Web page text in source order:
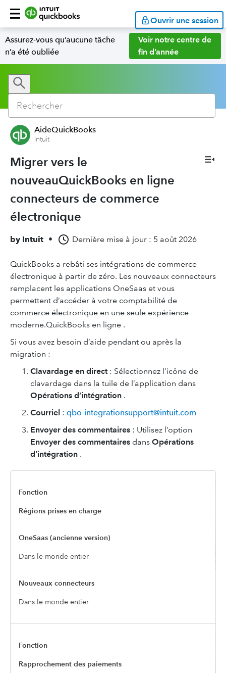
Ouvrir une session
Assurez-vous qu’aucune tâche
n’a été oubliée
Voir notre centre de
fin d’année
AideQuickBooks
Intuit
Migrer vers le
nouveauQuickBooks en ligne
connecteurs de commerce
électronique
by Intuit • Dernière mise à jour : 5 août 2026
QuickBooks a rebâti ses intégrations de commerce
électronique à partir de zéro. Les nouveaux connecteurs
remplacent les applications OneSaas et vous
permettent d’accéder à votre comptabilité de
commerce électronique en une seule expérience
moderne.QuickBooks en ligne .
Si vous avez besoin d’aide pendant ou après la
migration :
Clavardage en direct: Sélectionnez l’icône de
clavardage dans la tuile de l’application dans
Opérations d’intégration .
Courriel : qbo-integrationsupport@intuit.com
Envoyer des commentaires : Utilisez l’option
Envoyer des commentaires dans Opérations
d’intégration .
Régions prises en charge
Dans le monde entier
Dans le monde entier
Rapprochement des paiements